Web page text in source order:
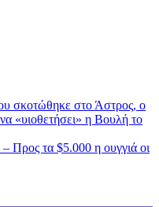
σκοτώθηκε στο Άστρος, ο
«υιοθετήσει» η Βουλή το
Προς τα $5.000 η ουγγιά οι